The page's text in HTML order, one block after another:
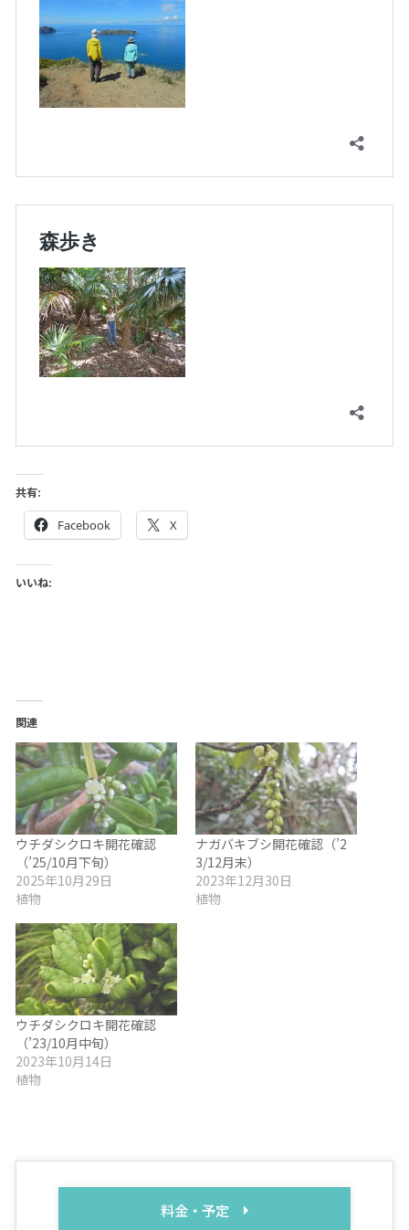
共有:
Facebook X
いいね:
関連
ウチダシクロキ開花確認
（’25/10月下旬）
2025年10月29日
植物
ナガバキブシ開花確認（’2
3/12月末）
2023年12月30日
植物
ウチダシクロキ開花確認
（’23/10月中旬）
2023年10月14日
植物
料金・予定